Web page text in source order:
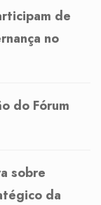
de
no
do Fórum
sobre
da